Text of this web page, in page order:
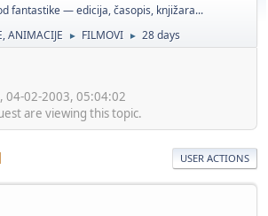
fantastike — edicija, časopis, knjižara...
ANIMACIJE ► FILMOVI ► 28 days
04-02-2003, 05:04:02
are viewing this topic.
USER ACTIONS